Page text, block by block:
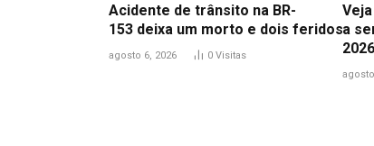
Acidente de trânsito na BR-
153 deixa um morto e dois feridos
agosto 6, 2026 0 Visitas
a
2026